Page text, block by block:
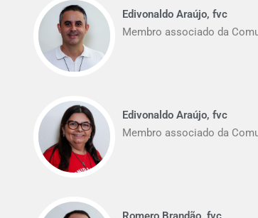
Edivonaldo Araújo, fvc
Membro associado da
Edivonaldo Araújo, fvc
Membro associado da